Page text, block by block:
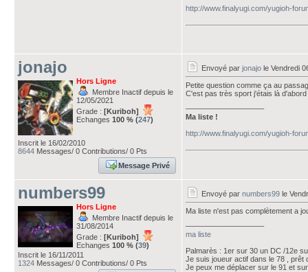
http://www.finalyugi.com/yugioh-
jonajo
Hors Ligne
Membre Inactif depuis le
12/05/2021
Grade : [Kuriboh]
Echanges 100 % (247)
Inscrit le 16/02/2010
8644 Messages/ 0 Contributions/ 0 Pts
Message Privé
Envoyé par jonajo le Vendredi
Petite question comme ça au
C'est pas très sport j'étais là
Ma liste !
http://www.finalyugi.com/yugioh-
numbers99
Hors Ligne
Membre Inactif depuis le
31/08/2014
Grade : [Kuriboh]
Echanges 100 % (39)
Inscrit le 16/11/2011
1324 Messages/ 0 Contributions/ 0 Pts
Envoyé par numbers99 le
Ma liste n'est pas complètement a
ma liste
Palmarès : 1er sur 30 un DC /12e
Je suis joueur actif dans le 78 , prêt
Je peux me déplacer sur le 91 et